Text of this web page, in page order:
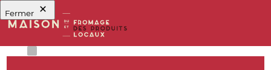
Fermer